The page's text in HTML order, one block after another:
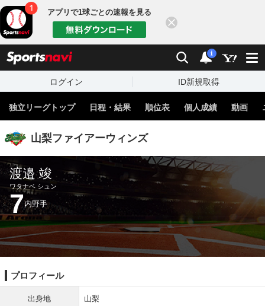
アプリで1球ごとの速報を見る
検索 通知
i
ログイン ID新規取得
独立リーグトップ 日程・結果 順位表 個人成績 動画
山梨ファイアーウィンズ
渡邉 竣
ワタナベ シュン
7内野手
プロフィール
出身地 山梨